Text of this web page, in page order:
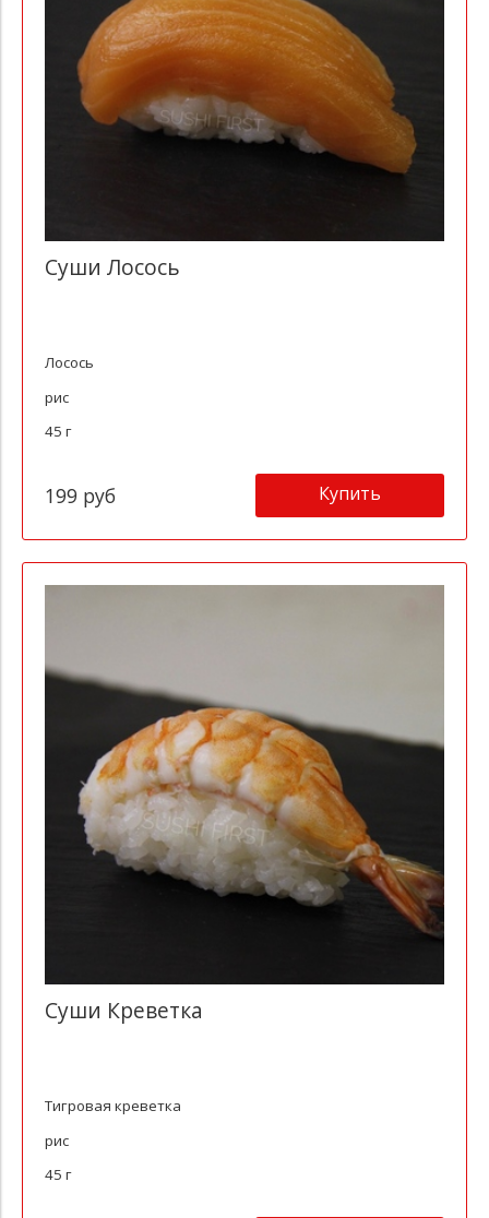
Суши Лосось
Лосось
рис
45 г
199 руб Купить
Суши Креветка
Тигровая креветка
рис
45 г